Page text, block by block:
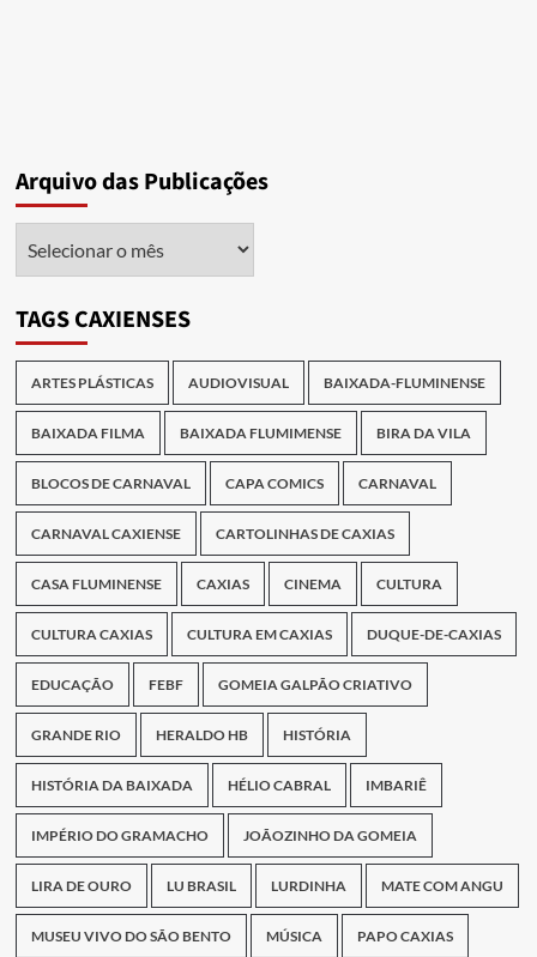
Arquivo das Publicações
TAGS CAXIENSES
ARTES PLÁSTICAS AUDIOVISUAL BAIXADA-FLUMINENSE
BAIXADA FILMA BAIXADA FLUMIMENSE BIRA DA VILA
BLOCOS DE CARNAVAL CAPA COMICS CARNAVAL
CARNAVAL CAXIENSE CARTOLINHAS DE CAXIAS
CASA FLUMINENSE CAXIAS CINEMA CULTURA
CULTURA CAXIAS CULTURA EM CAXIAS DUQUE-DE-CAXIAS
EDUCAÇÃO FEBF GOMEIA GALPÃO CRIATIVO
GRANDE RIO HERALDO HB HISTÓRIA
HISTÓRIA DA BAIXADA HÉLIO CABRAL IMBARIÊ
IMPÉRIO DO GRAMACHO JOÃOZINHO DA GOMEIA
LIRA DE OURO LU BRASIL LURDINHA MATE COM ANGU
MUSEU VIVO DO SÃO BENTO MÚSICA PAPO CAXIAS